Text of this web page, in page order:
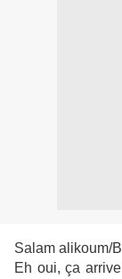
Salam alikoum/
Eh oui, ça